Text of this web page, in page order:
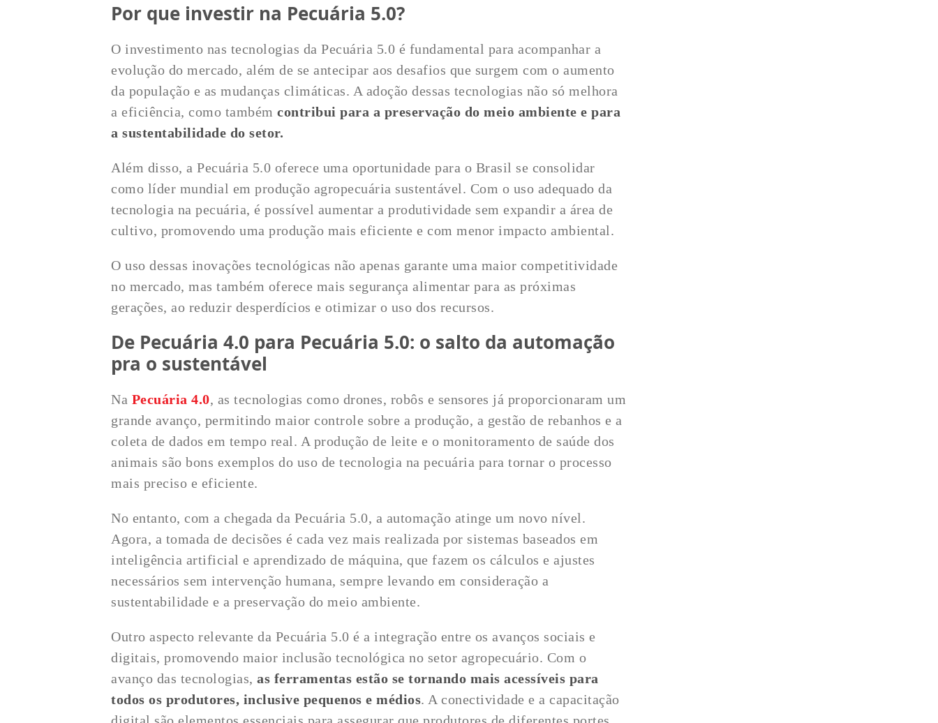
Por que investir na Pecuária 5.0?
O investimento nas tecnologias da Pecuária 5.0 é fundamental para acompanhar a
evolução do mercado, além de se antecipar aos desafios que surgem com o aumento
da população e as mudanças climáticas. A adoção dessas tecnologias não só melhora
a eficiência, como também contribui para a preservação do meio ambiente e para
a sustentabilidade do setor.
Além disso, a Pecuária 5.0 oferece uma oportunidade para o Brasil se consolidar
como líder mundial em produção agropecuária sustentável. Com o uso adequado da
tecnologia na pecuária, é possível aumentar a produtividade sem expandir a área de
cultivo, promovendo uma produção mais eficiente e com menor impacto ambiental.
O uso dessas inovações tecnológicas não apenas garante uma maior competitividade
no mercado, mas também oferece mais segurança alimentar para as próximas
gerações, ao reduzir desperdícios e otimizar o uso dos recursos.
De Pecuária 4.0 para Pecuária 5.0: o salto da automação
pra o sustentável
Na Pecuária 4.0, as tecnologias como drones, robôs e sensores já proporcionaram um
grande avanço, permitindo maior controle sobre a produção, a gestão de rebanhos e a
coleta de dados em tempo real. A produção de leite e o monitoramento de saúde dos
animais são bons exemplos do uso de tecnologia na pecuária para tornar o processo
mais preciso e eficiente.
No entanto, com a chegada da Pecuária 5.0, a automação atinge um novo nível.
Agora, a tomada de decisões é cada vez mais realizada por sistemas baseados em
inteligência artificial e aprendizado de máquina, que fazem os cálculos e ajustes
necessários sem intervenção humana, sempre levando em consideração a
sustentabilidade e a preservação do meio ambiente.
Outro aspecto relevante da Pecuária 5.0 é a integração entre os avanços sociais e
digitais, promovendo maior inclusão tecnológica no setor agropecuário. Com o
avanço das tecnologias, as ferramentas estão se tornando mais acessíveis para
todos os produtores, inclusive pequenos e médios. A conectividade e a capacitação